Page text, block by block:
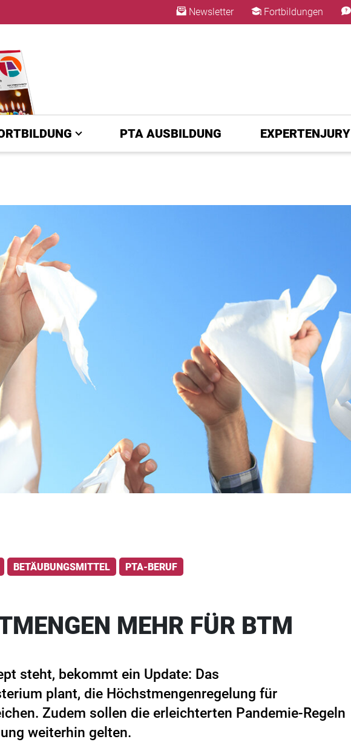
Newsletter Fortbildungen
PTA AUSBILDUNG EXPERTENJURY
BETÄUBUNGSMITTEL PTA-BERUF
MEHR FÜR BTM
steht, bekommt ein Update: Das
plant, die Höchstmengenregelung für
Zudem sollen die erleichterten Pandemie-Regeln
weiterhin gelten.